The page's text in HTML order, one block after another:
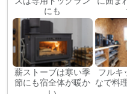
にも
薪ストーブは寒い季
節にも宿全体が暖か
フルキ
なで料